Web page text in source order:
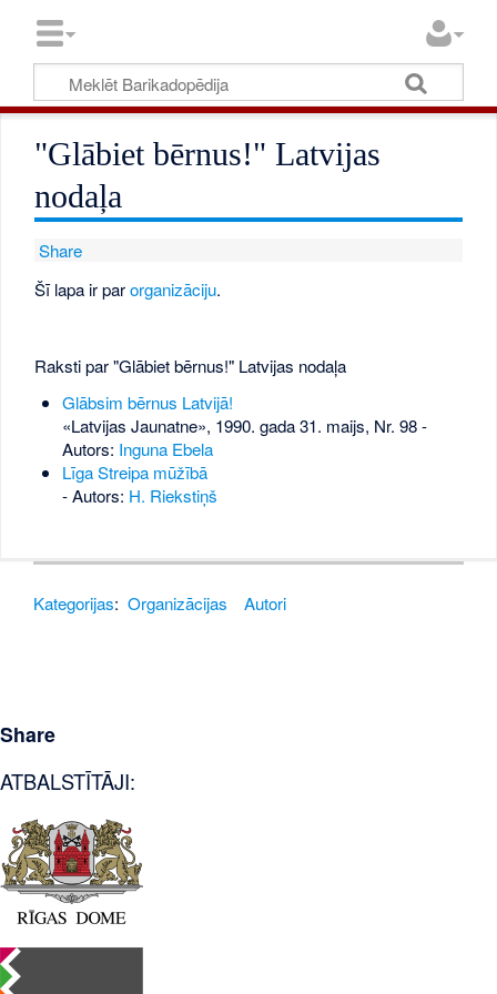
"Glābiet bērnus!" Latvijas
nodaļa
Share
Šī lapa ir parorganizāciju.
Raksti par "Glābiet bērnus!" Latvijas nodaļa
Glābsim bērnus Latvijā!
«Latvijas Jaunatne», 1990. gada 31. maijs, Nr. 98-
Autors: Inguna Ebela
Līga Streipa mūžībā
- Autors: H. Riekstiņš
Kategorijas: Organizācijas Autori
Share
ATBALSTĪTĀJI: